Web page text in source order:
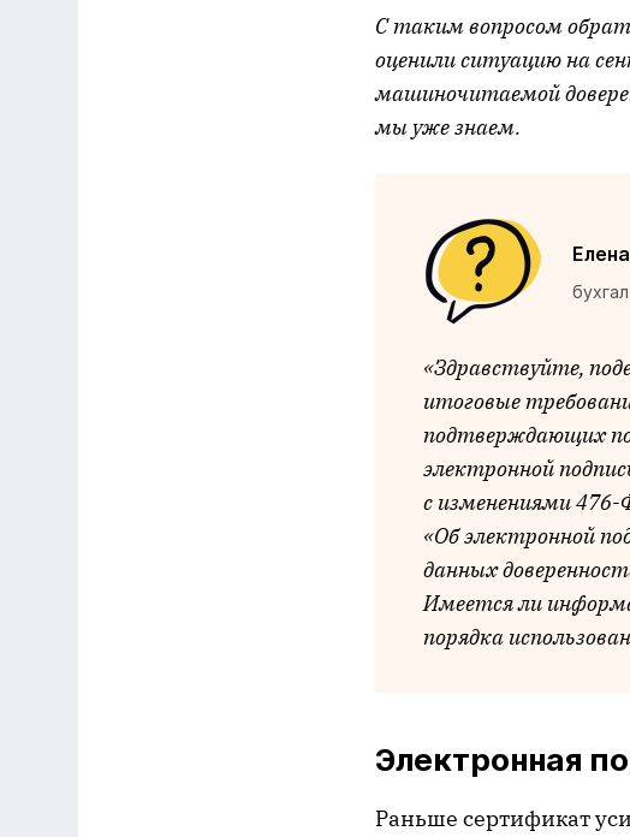
С таким вопросом
оценили ситуацию на
машиночитаемой
мы уже знаем.
«Здравствуйте,
итоговые
подтверждающих
электронной
с изменениями 476-
«Об электронной
данных
Имеется ли
порядка
Электронная
Раньше сертификат